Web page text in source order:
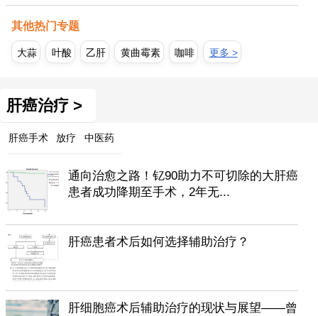
其他热门专题
大蒜 叶酸 乙肝 黄曲霉素 咖啡 更多 >
肝癌治疗 >
肝癌手术 放疗 中医药
通向治愈之路！钇90助力不可切除的大肝癌
患者成功降期至手术，2年无...
肝癌患者术后如何选择辅助治疗？
肝细胞癌术后辅助治疗的现状与展望——曾